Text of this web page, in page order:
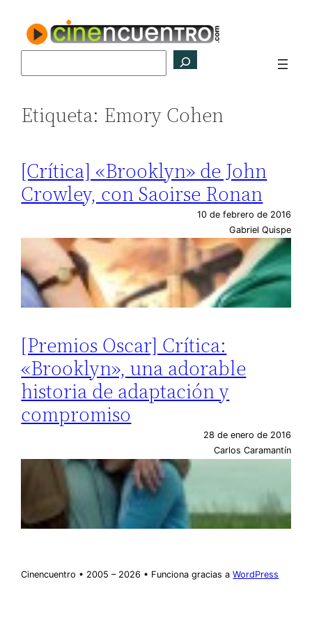
contenido
Etiqueta: Emory Cohen
[Crítica] «Brooklyn» de John
Crowley, con Saoirse Ronan
10 de febrero de 2016
Gabriel Quispe
[Premios Oscar] Crítica:
«Brooklyn», una adorable
historia de adaptación y
compromiso
28 de enero de 2016
Carlos Caramantín
Cinencuentro • 2005 – 2026 • Funciona gracias aWordPress